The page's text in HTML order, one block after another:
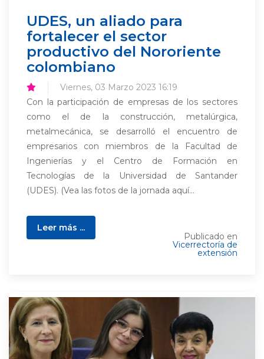
UDES, un aliado para
fortalecer el sector
productivo del Nororiente
colombiano
Viernes, 03 Marzo 2023 16:19
Con la participación de empresas de los sectores
como el de la construcción, metalúrgica,
metalmecánica, se desarrolló el encuentro de
empresarios con miembros de la Facultad de
Ingenierías y el Centro de Formación en
Tecnologías de la Universidad de Santander
(UDES). (Vea las fotos de la jornada aquí...
Leer más ...
Publicado en
Vicerrectoría de
extensión